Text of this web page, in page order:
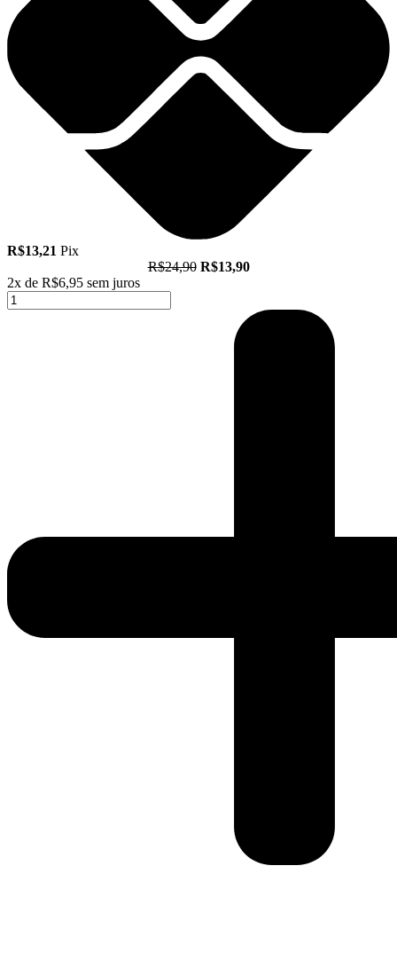
R$13,21 Pix
R$24,90 R$13,90
2x de R$6,95 sem juros